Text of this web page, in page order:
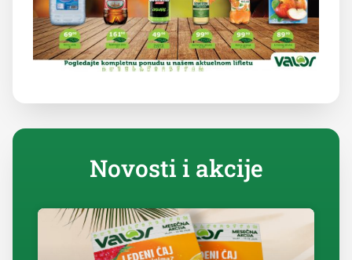
Novosti i akcije